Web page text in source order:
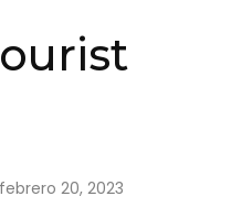
febrero 20, 2023